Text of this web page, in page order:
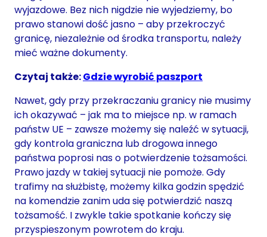
wyjazdowe. Bez nich nigdzie nie wyjedziemy, bo
prawo stanowi dość jasno – aby przekroczyć
granicę, niezależnie od środka transportu, należy
mieć ważne dokumenty.
Czytaj także:Gdzie wyrobić paszport
Nawet, gdy przy przekraczaniu granicy nie musimy
ich okazywać – jak ma to miejsce np. w ramach
państw UE – zawsze możemy się naleźć w sytuacji,
gdy kontrola graniczna lub drogowa innego
państwa poprosi nas o potwierdzenie tożsamości.
Prawo jazdy w takiej sytuacji nie pomoże. Gdy
trafimy na służbistę, możemy kilka godzin spędzić
na komendzie zanim uda się potwierdzić naszą
tożsamość. I zwykle takie spotkanie kończy się
przyspieszonym powrotem do kraju.